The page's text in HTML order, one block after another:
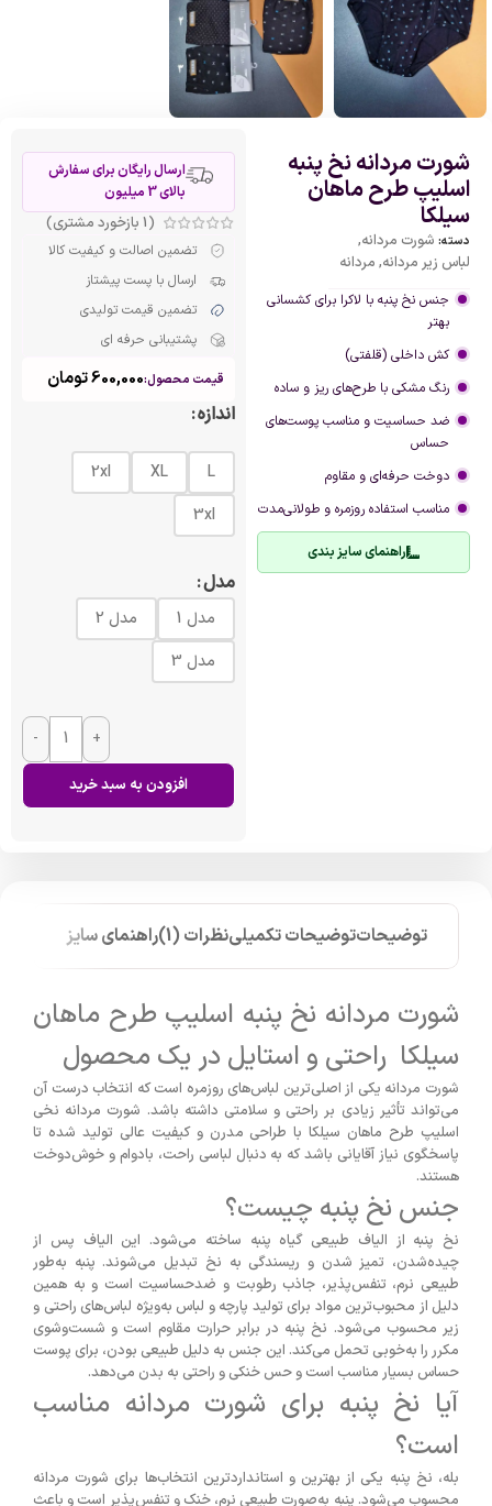
شورت مردانه نخ پنبه
اسلیپ طرح ماهان
سیلکا
دسته: شورت مردانه,
لباس زیر مردانه, مردانه
جنس نخ پنبه با لاکرا برای کشسانی
بهتر
کش داخلی (قلفتی)
رنگ مشکی با طرح‌های ریز و ساده
ضد حساسیت و مناسب پوست‌های
حساس
دوخت حرفه‌ای و مقاوم
مناسب استفاده روزمره و طولانی‌مدت
راهنمای سایز بندی
ارسال رایگان برای سفارش
بالای 3 میلیون
(
1 بازخورد مشتری)
تضمین اصالت و کیفیت کالا
ارسال با پست پیشتاز
تضمین قیمت تولیدی
پشتیبانی حرفه ای
قیمت محصول:600,000تومان
اندازه
L
XL
2xl
3xl
مدل
مدل 1
مدل 2
مدل 3
- +
افزودن به سبد خرید
توضیحاتتوضیحات تکمیلینظرات (1) راهنمای سایز
شورت مردانه نخ پنبه اسلیپ طرح ماهان
سیلکا راحتی و استایل در یک محصول
شورت مردانه یکی از اصلی‌ترین لباس‌های روزمره است که انتخاب درست آن
می‌تواند تأثیر زیادی بر راحتی و سلامتی داشته باشد. شورت مردانه نخی
اسلیپ طرح ماهان سیلکا با طراحی مدرن و کیفیت عالی تولید شده تا
پاسخگوی نیاز آقایانی باشد که به دنبال لباسی راحت، بادوام و خوش‌دوخت
هستند.
جنس نخ پنبه چیست؟
نخ پنبه از الیاف طبیعی گیاه پنبه ساخته می‌شود. این الیاف پس از
چیده‌شدن، تمیز شدن و ریسندگی به نخ تبدیل می‌شوند. پنبه به‌طور
طبیعی نرم، تنفس‌پذیر، جاذب رطوبت و ضدحساسیت است و به همین
دلیل از محبوب‌ترین مواد برای تولید پارچه و لباس به‌ویژه لباس‌های راحتی و
زیر محسوب می‌شود. نخ پنبه در برابر حرارت مقاوم است و شست‌وشوی
مکرر را به‌خوبی تحمل می‌کند. این جنس به دلیل طبیعی بودن، برای پوست
حساس بسیار مناسب است و حس خنکی و راحتی به بدن می‌دهد.
آیا نخ پنبه برای شورت مردانه مناسب
است؟
بله، نخ پنبه یکی از بهترین و استانداردترین انتخاب‌ها برای شورت مردانه
محسوب می‌شود. پنبه به‌صورت طبیعی نرم، خنک و تنفس‌پذیر است و باعث